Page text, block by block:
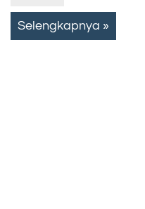
Selengkapnya »